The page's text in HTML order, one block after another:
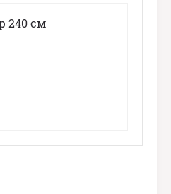
240 см